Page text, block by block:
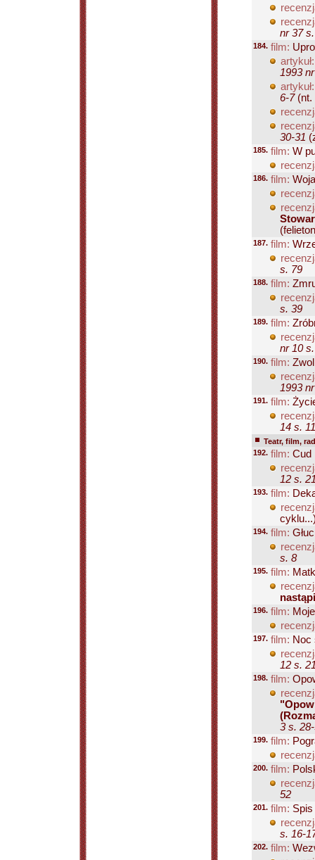
nr 37
184. film:
artykuł:
1993
artykuł:
6-7(nt.
30-31
185. film: W
186. film:
187. film:
s. 79
188. film:
s. 39
189. film:
nr 10
190. film:
1993
191. film:
14 s. 11
Teatr, film,
192. film: Cud
12 s.
193. film:
194. film:
s. 8
195. film:
nastąpi
196. film:
197. film: Noc
12 s.
198. film:
3 s.
199. film:
200. film:
52
201. film: Spis
s. 16-
202. film: